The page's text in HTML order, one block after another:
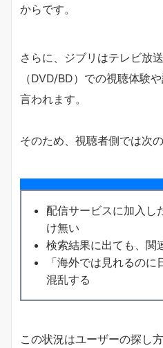
からです。
さらに、ジブリはテレビ放
（DVD/BD）での視聴体験
言われます。
そのため、視聴者側では次
配信サービスに加入し
け無い
検索結果に出ても、関
「海外では見れるの
混乱する
この状況はユーザーの探し